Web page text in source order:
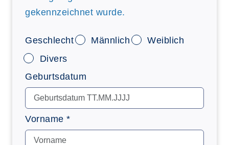
gekennzeichnet wurde.
Geschlecht Männlich
Weiblich
Divers
Geburtsdatum
Vorname *